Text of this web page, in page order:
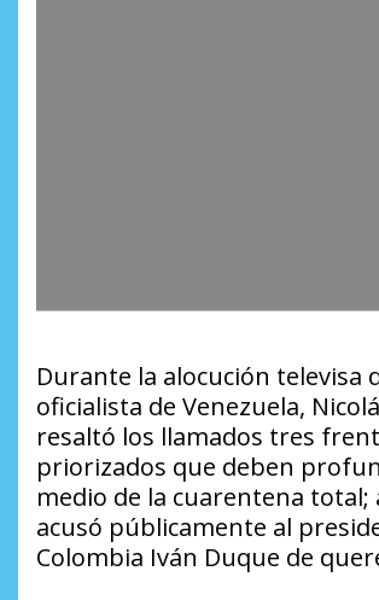
Durante la alocución televisa
oficialista de Venezuela,
resaltó los llamados tres
priorizados que deben
medio de la cuarentena total;
acusó públicamente al
Colombia Iván Duque de